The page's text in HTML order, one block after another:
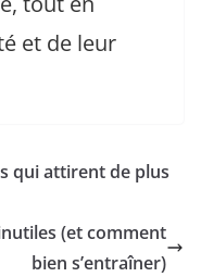
et de leur
qui attirent de plus
(et comment
bien s’entraîner)